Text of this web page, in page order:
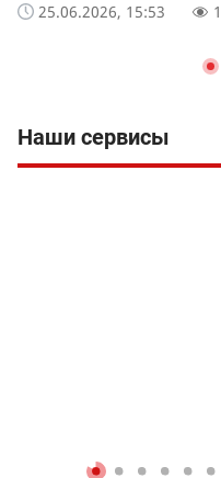
25.06.2026, 15:53
Наши сервисы